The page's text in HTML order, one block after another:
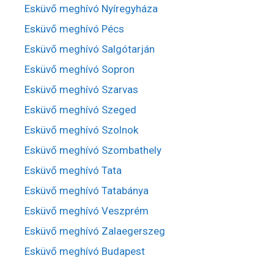
Esküvő meghívó Nyíregyháza
Esküvő meghívó Pécs
Esküvő meghívó Salgótarján
Esküvő meghívó Sopron
Esküvő meghívó Szarvas
Esküvő meghívó Szeged
Esküvő meghívó Szolnok
Esküvő meghívó Szombathely
Esküvő meghívó Tata
Esküvő meghívó Tatabánya
Esküvő meghívó Veszprém
Esküvő meghívó Zalaegerszeg
Esküvő meghívó Budapest